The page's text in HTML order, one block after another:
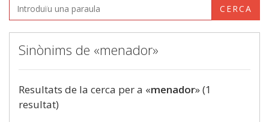
CERCA
Sinònims de «menador»
Resultats de la cerca per a «menador» (1
resultat)